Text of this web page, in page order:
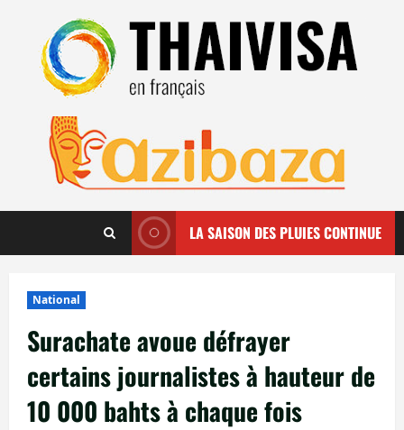
contenu
LA SAISON DES PLUIES CONTINUE
National
Surachate avoue défrayer
certains journalistes à hauteur de
10 000 bahts à chaque fois